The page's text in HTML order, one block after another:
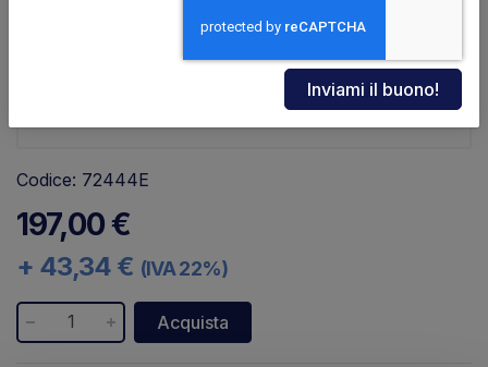
Codice: 72444E
197,00 €
+ 43,34 € (IVA 22%)
Acquista